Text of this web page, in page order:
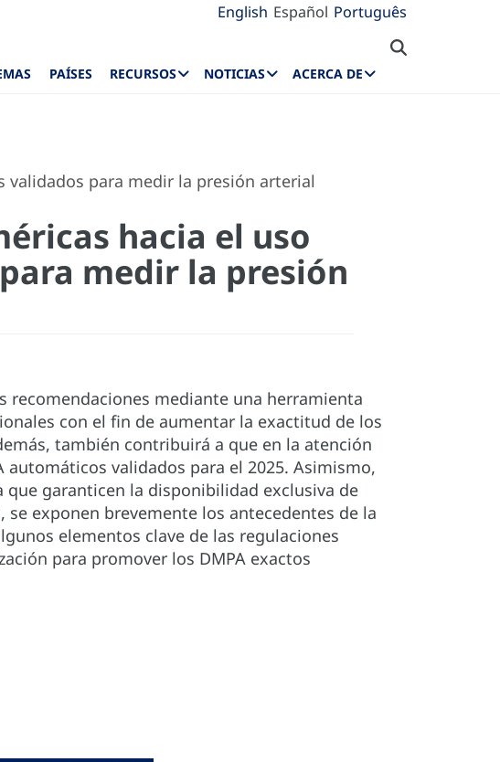
English Español Português
PAÍSES RECURSOS NOTICIAS ACERCA DE
validados para medir la presión arterial
hacia el uso
medir la presión
recomendaciones mediante una herramienta
con el fin de aumentar la exactitud de los
también contribuirá a que en la atención
validados para el 2025. Asimismo,
garanticen la disponibilidad exclusiva de
exponen brevemente los antecedentes de la
elementos clave de las regulaciones
para promover los DMPA exactos